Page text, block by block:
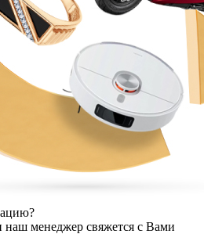
наш менеджер свяжется с Вами